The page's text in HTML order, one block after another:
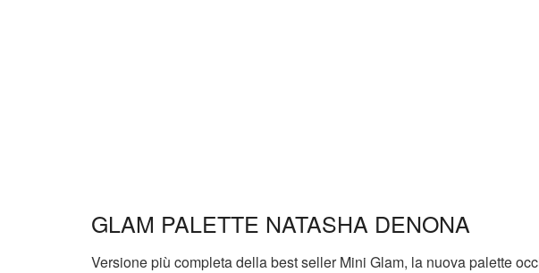
GLAM PALETTE NATASHA DENONA
Versione più completa della best seller Mini Glam, la nuova palette